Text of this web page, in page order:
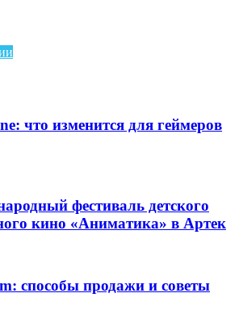
что изменится для геймеров
фестиваль детского
кино «Аниматика» в Артек
способы продажи и советы